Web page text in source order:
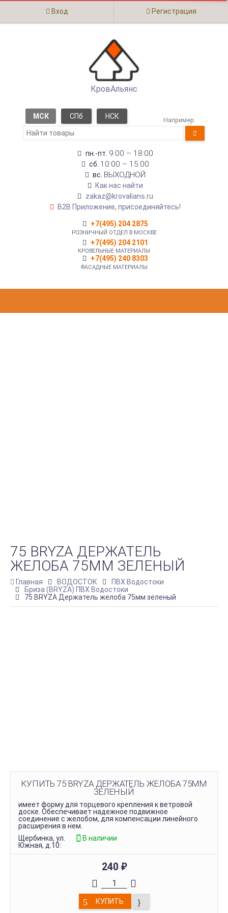
Вход Регистрация
КровАльянс
МСК СПб НСК Например:
пн.-пт. 9:00 – 18:00
сб. 10:00 – 15:00
вс. ВЫХОДНОЙ
Как нас найти
zakaz@krovalians.ru
B2B Приложение, присоединяйтесь!
+7(495) 204 2875
РОЗНИЧНЫЙ ОТДЕЛ В МОСКВЕ
+7(495) 204 2101
КРОВЕЛЬНЫЕ МАТЕРИАЛЫ
+7(495) 240 8303
ФАСАДНЫЕ МАТЕРИАЛЫ
75 BRYZA ДЕРЖАТЕЛЬ
ЖЕЛОБА 75ММ ЗЕЛЕНЫЙ
Главная ВОДОСТОК
ПВХ Водостоки
Бриза (BRYZA) ПВХ Водостоки
75 BRYZA Держатель желоба 75мм зеленый
КУПИТЬ 75 BRYZA ДЕРЖАТЕЛЬ ЖЕЛОБА 75ММ
ЗЕЛЕНЫЙ
имеет форму для торцевого крепления к ветровой
доске. Обеспечивает надежное подвижное
соединение с желобом, для компенсации линейного
расширения в нем.
Щербинка, ул.
Южная, д.10:
В наличии
240 ₽
КУПИТЬ